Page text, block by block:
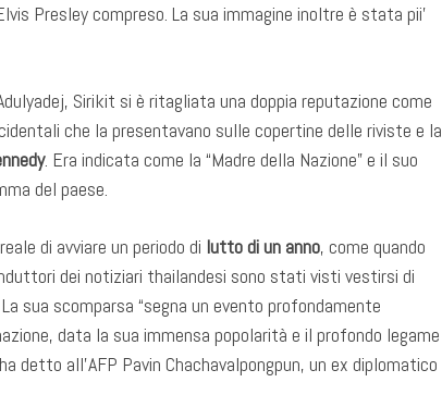
Presley compreso. La sua immagine inoltre è stata pii’
Sirikit si è ritagliata una doppia reputazione come
che la presentavano sulle copertine delle riviste e la
. Era indicata come la “Madre della Nazione” e il suo
del paese.
di avviare un periodo di lutto di un anno, come quando
dei notiziari thailandesi sono stati visti vestirsi di
sua scomparsa “segna un evento profondamente
data la sua immensa popolarità e il profondo legame
detto all’AFP Pavin Chachavalpongpun, un ex diplomatico